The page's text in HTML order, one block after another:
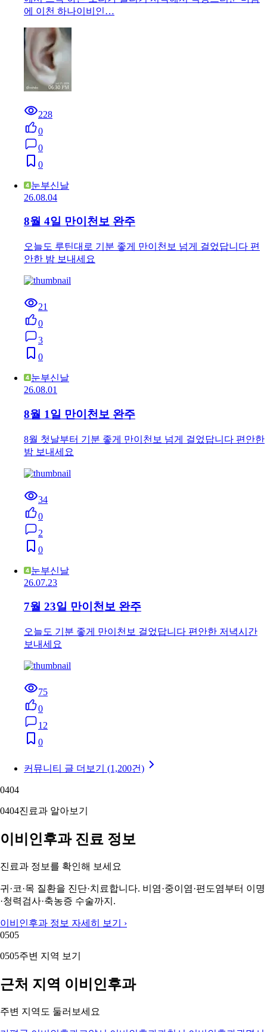
에 이천 하나이비인…
228
0
0
0
눈부신날
26.08.04
8월 4일 만이천보 완주
오늘도 루틴대로 기분 좋게 만이천보 넘게 걸었답니다 편
안한 밤 보내세요
21
0
3
0
눈부신날
26.08.01
8월 1일 만이천보 완주
8월 첫날부터 기분 좋게 만이천보 넘게 걸었답니다 편안한
밤 보내세요
34
0
2
0
눈부신날
26.07.23
7월 23일 만이천보 완주
오늘도 기분 좋게 만이천보 걸었답니다 편안한 저녁시간
보내세요
75
0
12
0
커뮤니티 글 더보기 (1,200건)
0404
0404진료과 알아보기
이비인후과 진료 정보
진료과 정보를 확인해 보세요
귀·코·목 질환을 진단·치료합니다. 비염·중이염·편도염부터 이명
·청력검사·축농증 수술까지.
이비인후과 정보 자세히 보기 ›
0505
0505주변 지역 보기
근처 지역 이비인후과
주변 지역도 둘러보세요